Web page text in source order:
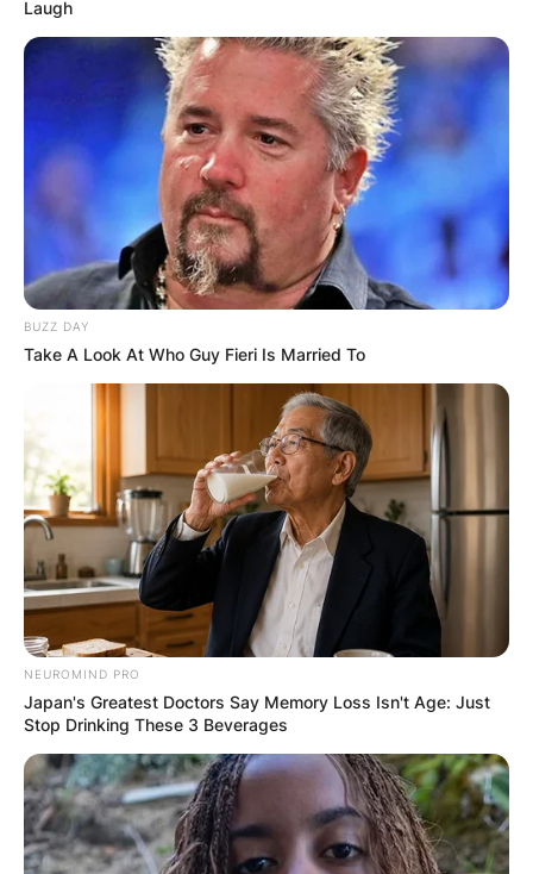
Laugh
BUZZ DAY
Take A Look At Who Guy Fieri Is Married To
NEUROMIND PRO
Japan's Greatest Doctors Say Memory Loss Isn't Age: Just
Stop Drinking These 3 Beverages